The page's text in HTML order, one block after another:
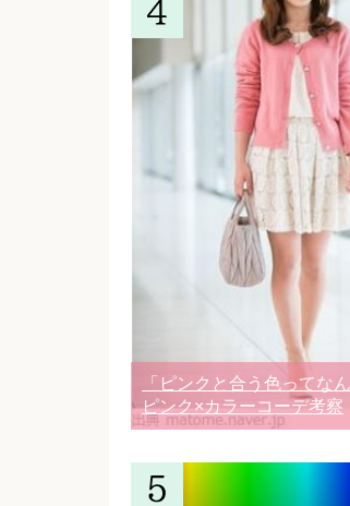
「ピンクと合う色ってな
ピンク×カラーコーデ考察